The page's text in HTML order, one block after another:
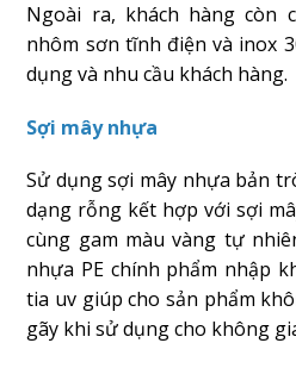
Ngoài ra, khách hàng còn
nhôm sơn tĩnh điện và inox
dụng và nhu cầu khách hàng.
Sợi mây nhựa
Sử dụng sợi mây nhựa bản
dạng rỗng kết hợp với sợi
cùng gam màu vàng tự
nhựa PE chính phẩm nhập
tia uv giúp cho sản phẩm
gãy khi sử dụng cho không